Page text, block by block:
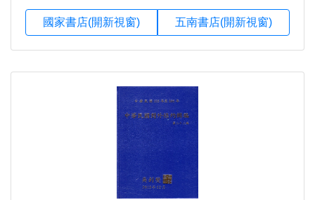
國家書店(開新視窗) 五南書店(開新視窗)